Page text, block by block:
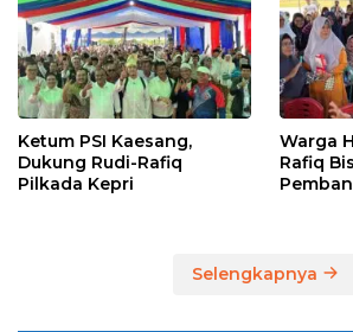
Ketum PSI Kaesang,
Dukung Rudi-Rafiq
Pilkada Kepri
Warga
Rafiq
Selengkapnya